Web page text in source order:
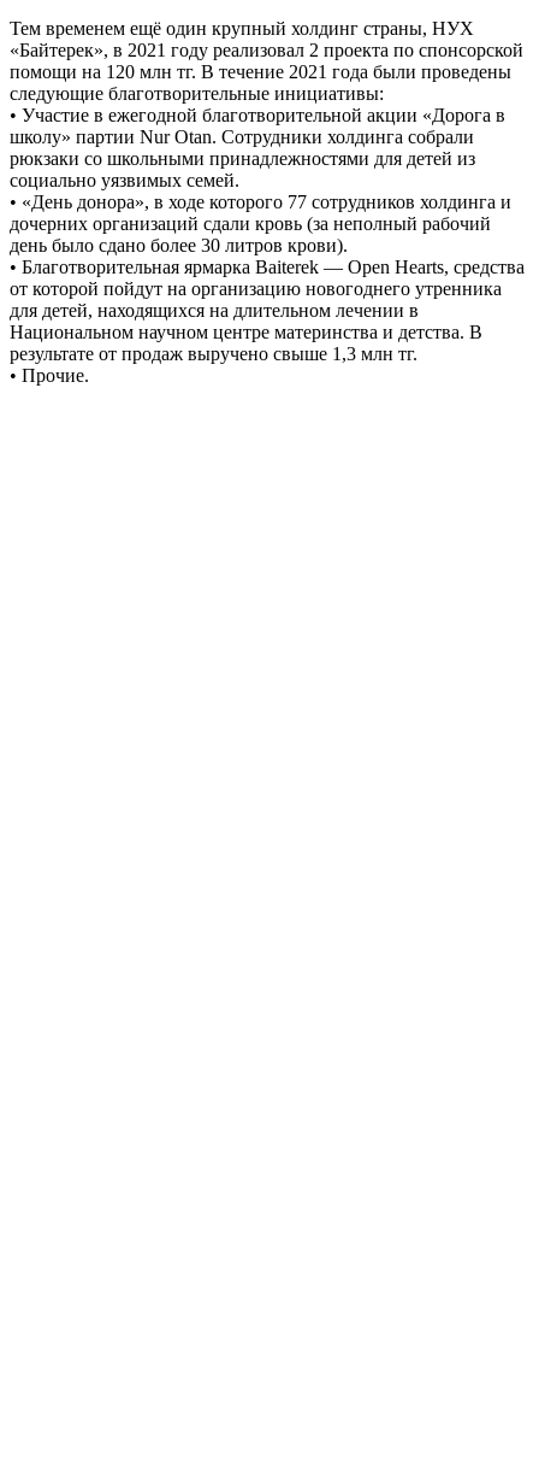
Тем временем ещё один крупный холдинг страны, НУХ
«Байтерек», в 2021 году реализовал 2 проекта по спонсорской
помощи на 120 млн тг. В течение 2021 года были проведены
следующие благотворительные инициативы:
• Участие в ежегодной благотворительной акции «Дорога в
школу» партии Nur Otan. Сотрудники холдинга собрали
рюкзаки со школьными принадлежностями для детей из
социально уязвимых семей.
• «День донора», в ходе которого 77 сотрудников холдинга и
дочерних организаций сдали кровь (за неполный рабочий
день было сдано более 30 литров крови).
• Благотворительная ярмарка Baiterek — Open Hearts, средства
от которой пойдут на организацию новогоднего утренника
для детей, находящихся на длительном лечении в
Национальном научном центре материнства и детства. В
результате от продаж выручено свыше 1,3 млн тг.
• Прочие.